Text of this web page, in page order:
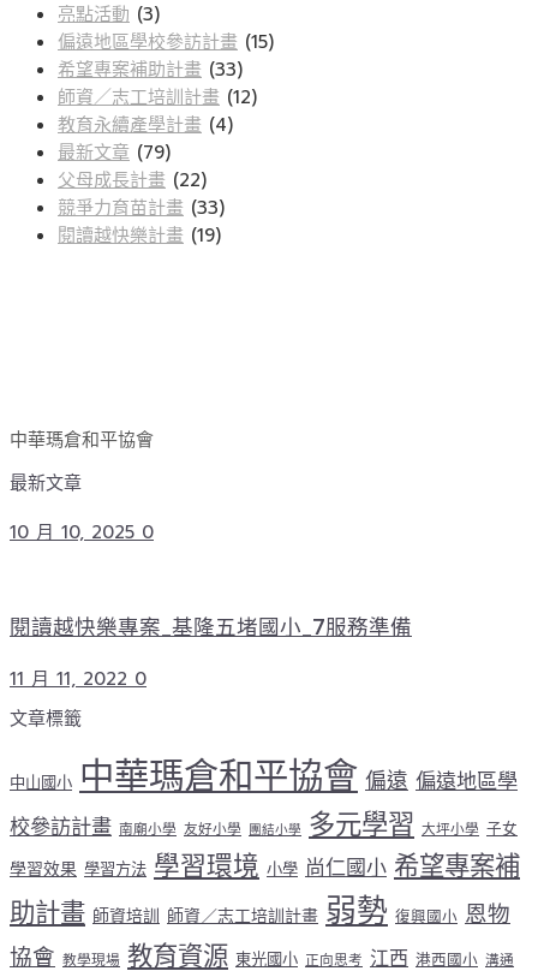
亮點活動 (3)
偏遠地區學校參訪計畫 (15)
希望專案補助計畫 (33)
師資／志工培訓計畫 (12)
教育永續產學計畫 (4)
最新文章 (79)
父母成長計畫 (22)
競爭力育苗計畫 (33)
閱讀越快樂計畫 (19)
中華瑪倉和平協會
最新文章
10 月 10, 2025 0
閱讀越快樂專案_基隆五堵國小_7服務準備
11 月 11, 2022 0
文章標籤
中山國小 中華瑪倉和平協會 偏遠 偏遠地區學
校參訪計畫 南廟小學 友好小學 團結小學 多元學習 大坪小學 子女
學習效果 學習方法 學習環境 小學 尚仁國小 希望專案補
助計畫 師資培訓 師資／志工培訓計畫 弱勢 復興國小 恩物
協會 教學現場 教育資源 東光國小 正向思考 江西 港西國小 溝通